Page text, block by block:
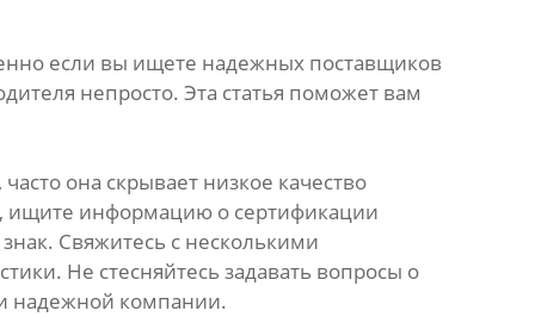
если вы ищете надежных поставщиков
непросто. Эта статья поможет вам
она скрывает низкое качество
ищите информацию о сертификации
Свяжитесь с несколькими
Не стесняйтесь задавать вопросы о
надежной компании.